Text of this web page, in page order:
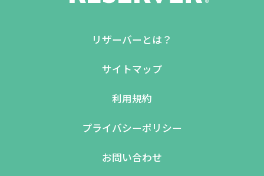
リザーバーとは？
サイトマップ
利用規約
プライバシーポリシー
お問い合わせ